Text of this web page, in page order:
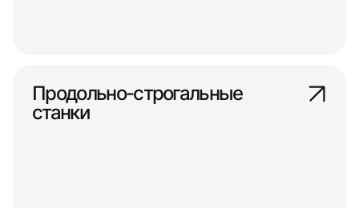
Продольно-строгальные
станки